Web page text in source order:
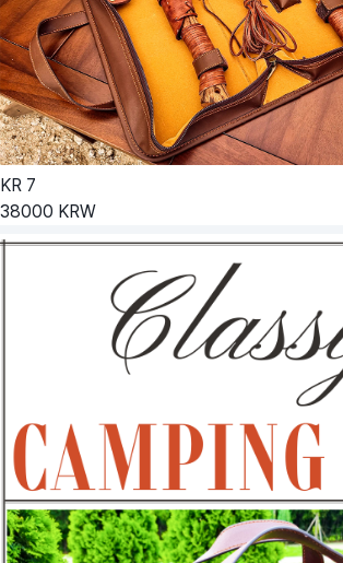
KR 7
38000 KRW